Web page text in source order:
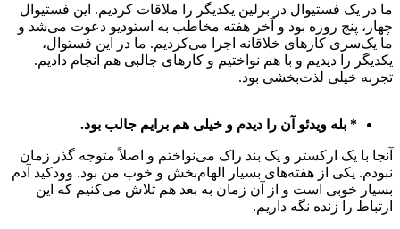
ما در یک فستیوال در برلین یکدیگر را ملاقات کردیم. این فستیوال
چهار، پنج روزه بود و آخر هفته مخاطب به استودیو دعوت می‌شد و
ما یک‌سری کارهای خلاقانه اجرا می‌کردیم. ما در این فستوال،
یکدیگر را دیدیم و با هم نواختیم و کارهای جالبی هم انجام دادیم.
تجربه خیلی لذت‌بخشی بود.
* بله ویدئو آن را دیدم و خیلی هم برایم جالب بود.
آنجا با یک ارکستر و یک بند راک می‌نواختم و اصلاً متوجه گذر زمان
نبودم. یکی از هفته‌های بسیار الهام‌بخش و خوب من بود. وودکید آدم
بسیار خوبی است و از آن زمان به بعد هم تلاش می‌کنیم که این
ارتباط را زنده نگه داریم.